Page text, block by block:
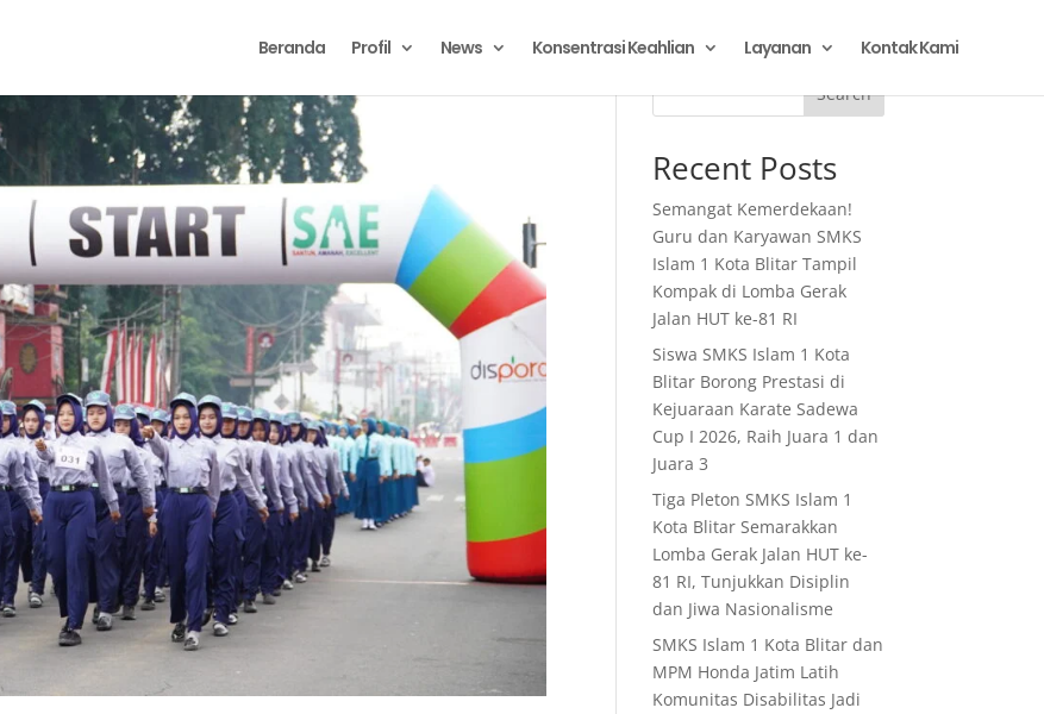
Beranda Profil News Konsentrasi Keahlian Layanan Kontak Kami
Search
Recent Posts
Semangat Kemerdekaan!
Guru dan Karyawan SMKS
Islam 1 Kota Blitar Tampil
Kompak di Lomba Gerak
Jalan HUT ke-81 RI
Siswa SMKS Islam 1 Kota
Blitar Borong Prestasi di
Kejuaraan Karate Sadewa
Cup I 2026, Raih Juara 1 dan
Juara 3
Tiga Pleton SMKS Islam 1
Kota Blitar Semarakkan
Lomba Gerak Jalan HUT ke-
81 RI, Tunjukkan Disiplin
dan Jiwa Nasionalisme
SMKS Islam 1 Kota Blitar dan
MPM Honda Jatim Latih
Komunitas Disabilitas Jadi